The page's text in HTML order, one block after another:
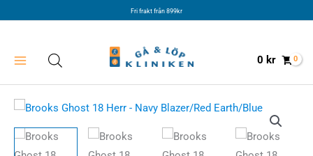
Fri frakt från 899kr
0 kr